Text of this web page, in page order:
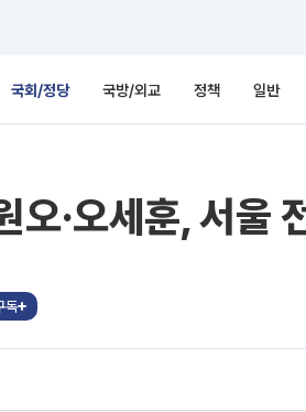
국회/정당 국방/외교 정책 일반
·오세훈, 서울
독